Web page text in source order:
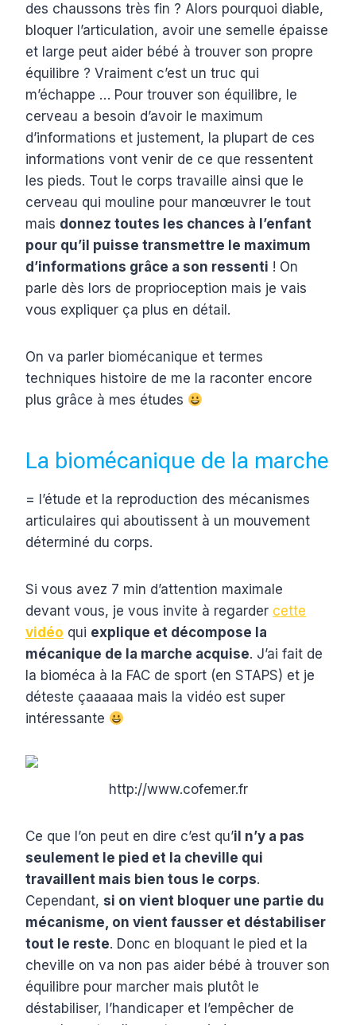
des chaussons très fin ? Alors pourquoi diable,
bloquer l’articulation, avoir une semelle épaisse
et large peut aider bébé à trouver son propre
équilibre ? Vraiment c’est un truc qui
m’échappe … Pour trouver son équilibre, le
cerveau a besoin d’avoir le maximum
d’informations et justement, la plupart de ces
informations vont venir de ce que ressentent
les pieds. Tout le corps travaille ainsi que le
cerveau qui mouline pour manœuvrer le tout
mais donnez toutes les chances à l’enfant
pour qu’il puisse transmettre le maximum
d’informations grâce a son ressenti ! On
parle dès lors de proprioception mais je vais
vous expliquer ça plus en détail.
On va parler biomécanique et termes
techniques histoire de me la raconter encore
plus grâce à mes études
La biomécanique de la marche
= l’étude et la reproduction des mécanismes
articulaires qui aboutissent à un mouvement
déterminé du corps.
Si vous avez 7 min d’attention maximale
devant vous, je vous invite à regarder cette
vidéo qui explique et décompose la
mécanique de la marche acquise. J’ai fait de
la bioméca à la FAC de sport (en STAPS) et je
déteste çaaaaaa mais la vidéo est super
intéressante
http://www.cofemer.fr
Ce que l’on peut en dire c’est qu’il n’y a pas
seulement le pied et la cheville qui
travaillent mais bien tous le corps.
Cependant, si on vient bloquer une partie du
mécanisme, on vient fausser et déstabiliser
tout le reste. Donc en bloquant le pied et la
cheville on va non pas aider bébé à trouver son
équilibre pour marcher mais plutôt le
déstabiliser, l’handicaper et l’empêcher de